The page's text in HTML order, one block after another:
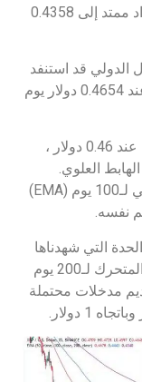
الضغط العلوي تكثف وفتح الباب أمام ارتداد ممتد إلى 0.4358
الدولي قد استنفد
الاتجاه الهبوطي مع ارتداد السعر للتداول عند 0.4654 دولار يوم
يتم توفير الدعم على الجانب السفلي حاليًا عند 0.46 دولار ،
العلوي.
وبالمصادفة ، فإن المتوسط المتحرك الأسي لـ100 يوم (EMA)
نفسه.
التي شهدناها
خلال عطلة نهاية الأسبوع ، فإن المتوسط المتحرك لـ200 يوم
مدخلات محتملة